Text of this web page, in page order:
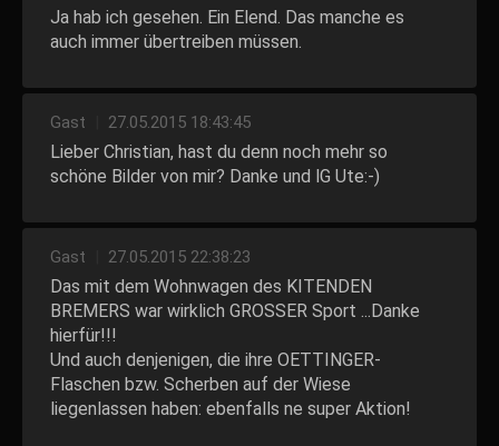
Ja hab ich gesehen. Ein Elend. Das manche es
auch immer übertreiben müssen.
Gast 27.05.2015 18:43:45
Lieber Christian, hast du denn noch mehr so
schöne Bilder von mir? Danke und lG Ute:-)
Gast 27.05.2015 22:38:23
Das mit dem Wohnwagen des KITENDEN
BREMERS war wirklich GROSSER Sport ...Danke
hierfür!!!
Und auch denjenigen, die ihre OETTINGER-
Flaschen bzw. Scherben auf der Wiese
liegenlassen haben: ebenfalls ne super Aktion!